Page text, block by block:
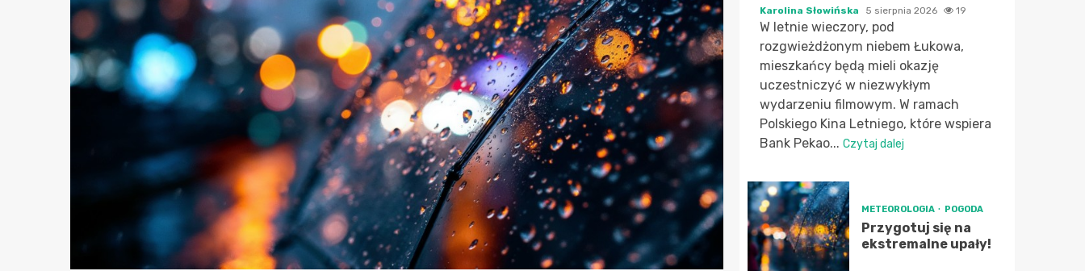
Karolina Słowińska 5 sierpnia 2026 19
W letnie wieczory, pod
rozgwieżdżonym niebem Łukowa,
mieszkańcy będą mieli okazję
uczestniczyć w niezwykłym
wydarzeniu filmowym. W ramach
Polskiego Kina Letniego, które wspiera
Bank Pekao... Czytaj dalej
METEOROLOGIA POGODA
Przygotuj się na
ekstremalne upały!